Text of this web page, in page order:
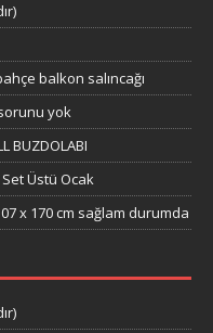
balkon salıncağı
yok
BUZDOLABI
Üstü Ocak
x 170 cm sağlam durumda